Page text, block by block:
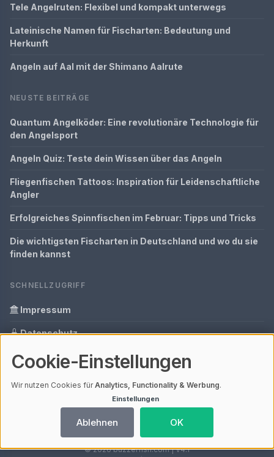
Tele Angelruten: Flexibel und kompakt unterwegs
Lateinische Namen für Fischarten: Bedeutung und
Herkunft
Angeln auf Aal mit der Shimano Aalrute
NEUSTE BEITRÄGE
Quantum Angelköder: Eine revolutionäre Technologie für
den Angelsport
Angeln Quiz: Teste dein Wissen über das Angeln
Fliegenfischen Tattoos: Inspiration für Leidenschaftliche
Angler
Erfolgreiches Spinnfischen im Februar: Tipps und Tricks
Die wichtigsten Fischarten in Deutschland und wo du sie
finden kannst
SCHNELLZUGRIFF
Impressum
Datenschutz
Informationen zur Inhalt
Ihre Datenschutzeinstellungen
© 2026 buzzerfish.com | V4.1
Cookie-Einstellungen
Wir nutzen Cookies fürAnalytics, Functionality & Werbung.
Einstellungen
Ablehnen OK